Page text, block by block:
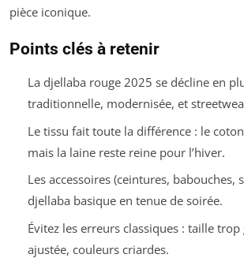
pièce iconique.
Points clés à retenir
La djellaba rouge 2025 se décline en
traditionnelle, modernisée, et
Le tissu fait toute la différence : le
mais la laine reste reine pour l’hiver.
Les accessoires (ceintures, babouches,
djellaba basique en tenue de soirée.
Évitez les erreurs classiques : taille
ajustée, couleurs criardes.